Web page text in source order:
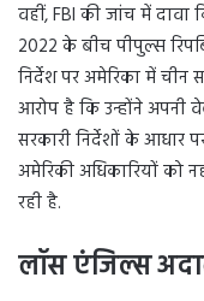
वहीं, FBI की जांच में
2022 के बीच पीपुल्स
निर्देश पर अमेरिका में चीन
आरोप है कि उन्होंने अपनी
सरकारी निर्देशों के आधार
अमेरिकी अधिकारियों को
रही है.
लॉस एंजिल्स